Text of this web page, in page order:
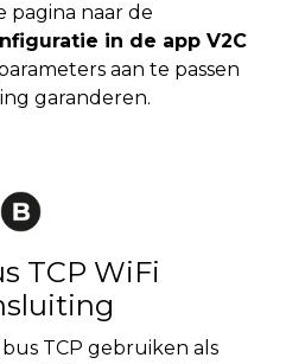
pagina naar de
in de app V2C
aan te passen
garanderen.
TCP WiFi
TCP gebruiken als